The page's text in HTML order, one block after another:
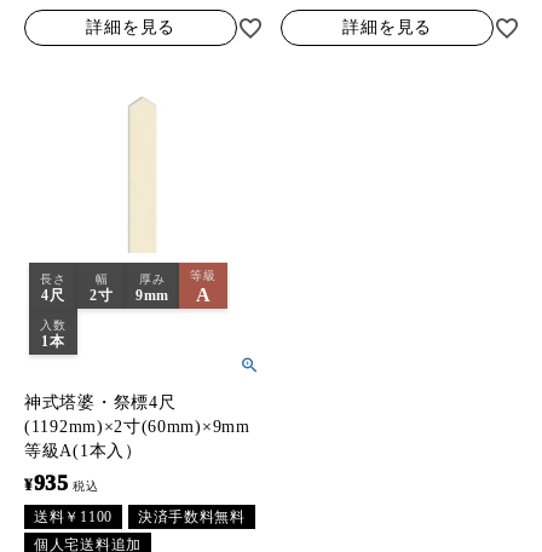
詳細を見る 詳細を見る
長さ
4尺
幅
2寸
厚み
9mm
等級
A
入数
1本
神式塔婆・祭標4尺
(1192mm)×2寸(60mm)×9mm
等級A(1本入）
¥935 税込
送料￥1100
決済手数料無料
個人宅送料追加